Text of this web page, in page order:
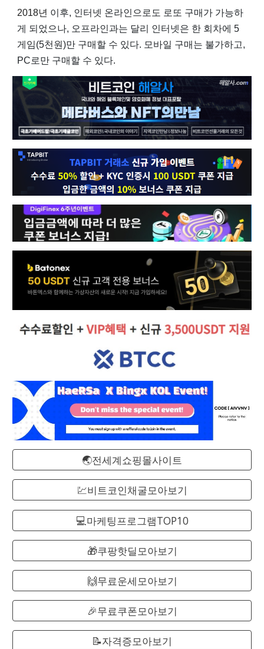
2018년 이후, 인터넷 온라인으로도 로또 구매가 가능하
게 되었으나, 오프라인과는 달리 인터넷은 한 회차에 5
게임(5천원)만 구매할 수 있다. 모바일 구매는 불가하고,
PC로만 구매할 수 있다.
🌏전세계쇼핑몰사이트
💹비트코인채굴모아보기
💻마케팅프로그램TOP10
🎁쿠팡핫딜모아보기
🙌무료운세모아보기
🎉무료쿠폰모아보기
📝자격증모아보기